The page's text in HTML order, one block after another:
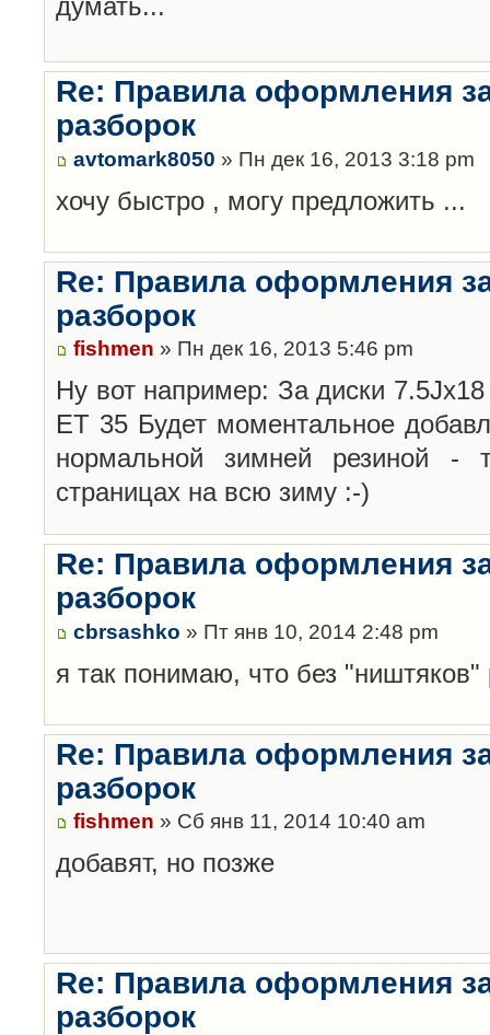
Re: Правила оформления
разборок
avtomark8050 » Пн дек 16, 2013 3:18 pm
хочу быстро , могу предложить ...
Re: Правила оформления
разборок
fishmen » Пн дек 16, 2013 5:46 pm
Ну вот например: За диски
ET 35 Будет моментальное
нормальной зимней резиной
страницах на всю зиму :-)
Re: Правила оформления
разборок
cbrsashko » Пт янв 10, 2014 2:48 pm
я так понимаю, что без "ништяков"
Re: Правила оформления
разборок
fishmen » Сб янв 11, 2014 10:40 am
добавят, но позже
Re: Правила оформления
разборок